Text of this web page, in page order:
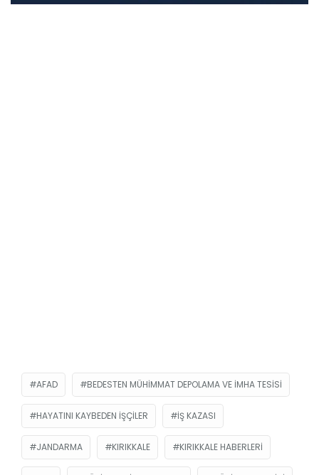
AFAD BEDESTEN MÜHIMMAT DEPOLAMA VE İMHA TESISI
HAYATINI KAYBEDEN IŞÇILER IŞ KAZASI
JANDARMA KIRIKKALE KIRIKKALE HABERLERI